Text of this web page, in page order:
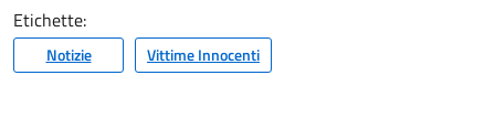
Etichette:
Notizie Vittime Innocenti